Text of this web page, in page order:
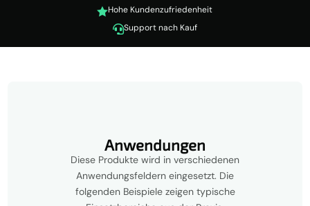
Hohe Kundenzufriedenheit
Support nach Kauf
Anwendungen
Diese Produkte wird in verschiedenen
Anwendungsfeldern eingesetzt. Die
folgenden Beispiele zeigen typische